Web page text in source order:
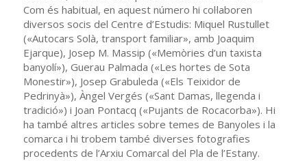
Com és habitual, en aquest número hi col·laboren
diversos socis del Centre d’Estudis: Miquel Rustullet
(«Autocars Solà, transport familiar», amb Joaquim
Ejarque), Josep M. Massip («Memòries d’un taxista
banyolí»), Guerau Palmada («Les hortes de Sota
Monestir»), Josep Grabuleda («Els Teixidor de
Pedrinyà»), Àngel Vergés («Sant Damas, llegenda i
tradició») i Joan Pontacq («Pujants de Rocacorba»). Hi
ha també altres articles sobre temes de Banyoles i la
comarca i hi trobem també diverses fotografies
procedents de l’Arxiu Comarcal del Pla de l’Estany.